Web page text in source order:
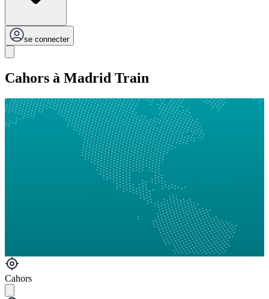
se connecter
Cahors à Madrid Train
Cahors